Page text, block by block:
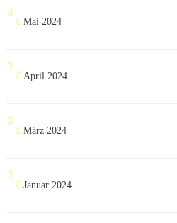
Mai 2024
April 2024
März 2024
Januar 2024